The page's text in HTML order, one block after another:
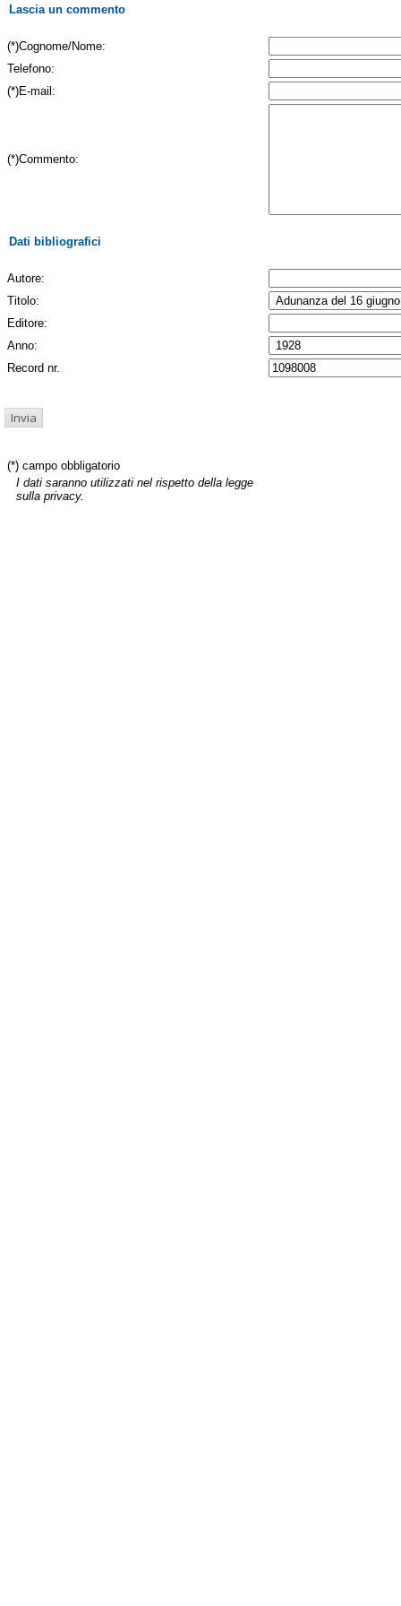
Lascia un commento
(*)Cognome/Nome:
Telefono:
(*)E-mail:
(*)Commento:
Dati bibliografici
Autore:
Titolo:
Editore:
Anno:
Record nr.
(*) campo obbligatorio
I dati saranno utilizzati nel rispetto della legge
sulla privacy.